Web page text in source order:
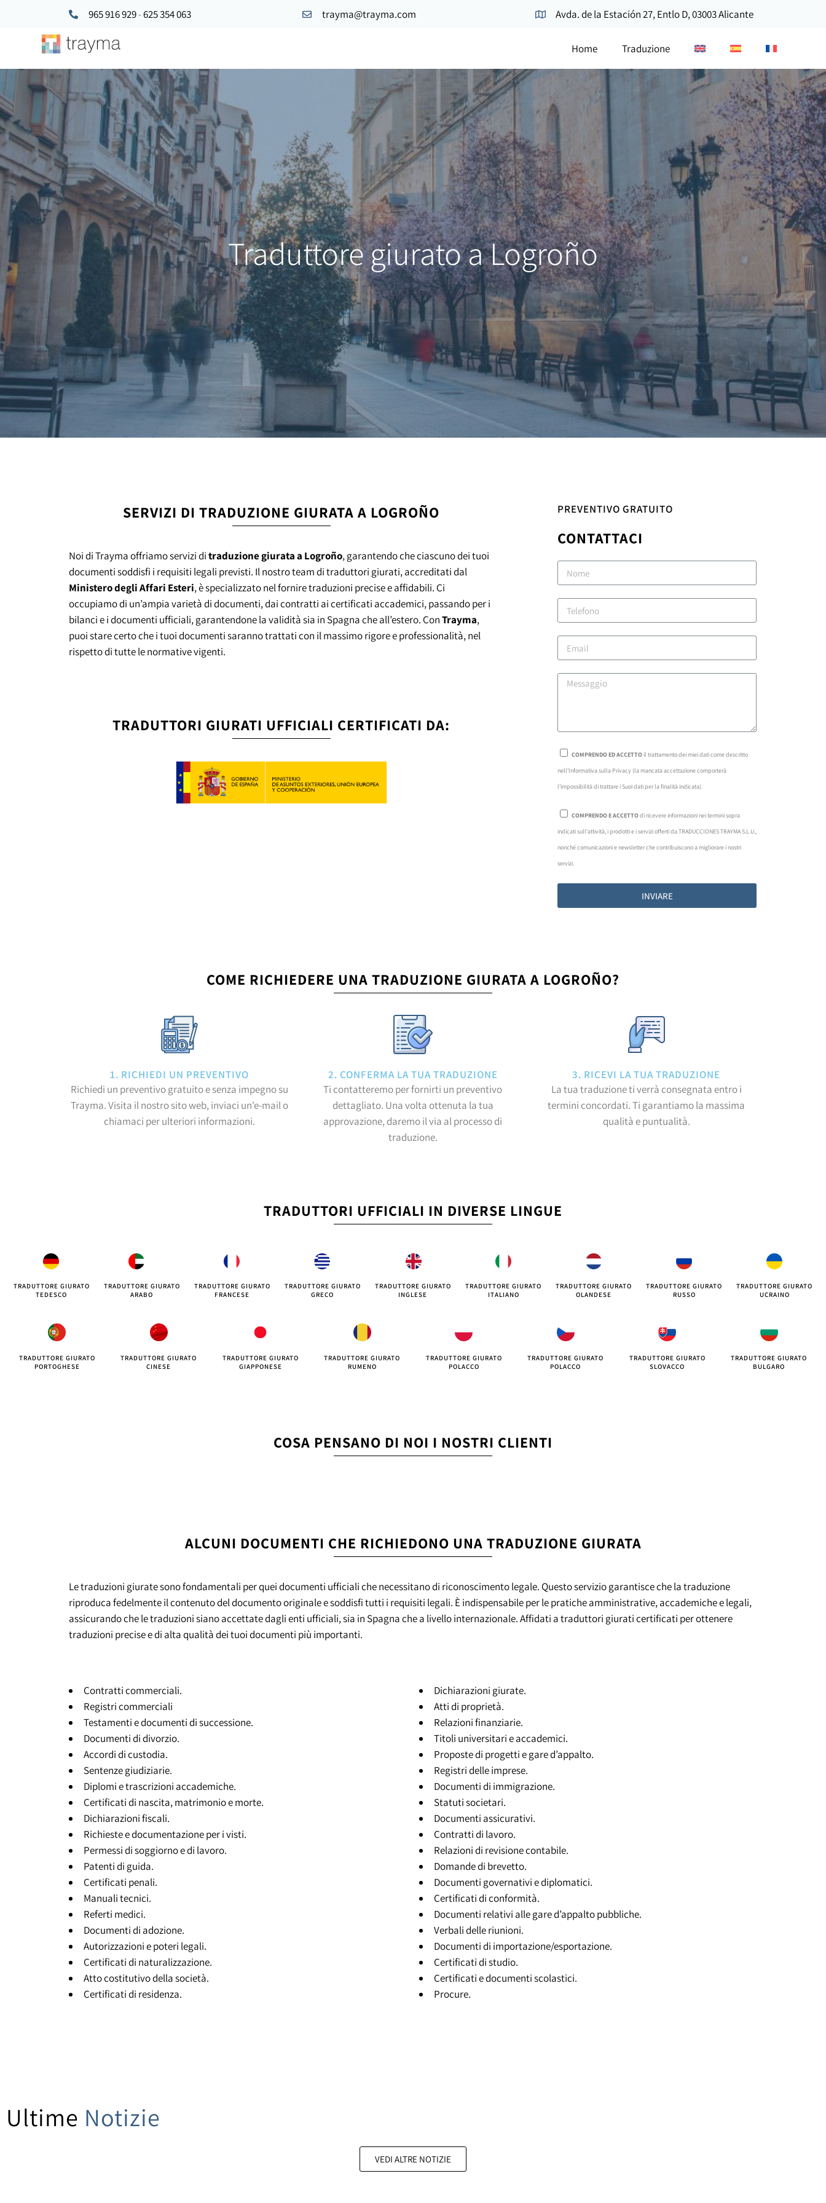
965 916 929-625 354 063 trayma@trayma.com Avda. de la Estación 27, Entlo D, 03003 Alicante
Home Traduzione
Traduttore giurato a Logroño
SERVIZI DI TRADUZIONE GIURATA A LOGROÑO
Noi di Trayma offriamo servizi ditraduzione giurata a Logroño, garantendo che ciascuno dei tuoi
documenti soddisfi i requisiti legali previsti. Il nostro team di traduttori giurati, accreditati dal
Ministero degli Affari Esteri, è specializzato nel fornire traduzioni precise e affidabili. Ci
occupiamo di un’ampia varietà di documenti, dai contratti ai certificati accademici, passando per i
bilanci e i documenti ufficiali, garantendone la validità sia in Spagna che all’estero. ConTrayma,
puoi stare certo che i tuoi documenti saranno trattati con il massimo rigore e professionalità, nel
rispetto di tutte le normative vigenti.
TRADUTTORI GIURATI UFFICIALI CERTIFICATI DA:
PREVENTIVO GRATUITO
CONTATTACI
COMPRENDO ED ACCETTOil trattamento dei miei dati come descritto
nell'Informativa sulla Privacy (la mancata accettazione comporterà
l'impossibilità di trattare i Suoi dati per la finalità indicata).
COMPRENDO E ACCETTOdi ricevere informazioni nei termini sopra
indicati sull'attività, i prodotti e i servizi offerti da TRADUCCIONES TRAYMA S.L.U.,
nonché comunicazioni e newsletter che contribuiscono a migliorare i nostri
servizi.
INVIARE
COME RICHIEDERE UNA TRADUZIONE GIURATA A LOGROÑO?
1. RICHIEDI UN PREVENTIVO
Richiedi un preventivo gratuito e senza impegno su
Trayma. Visita il nostro sito web, inviaci un'e-mail o
chiamaci per ulteriori informazioni.
2. CONFERMA LA TUA TRADUZIONE
Ti contatteremo per fornirti un preventivo
dettagliato. Una volta ottenuta la tua
approvazione, daremo il via al processo di
traduzione.
3. RICEVI LA TUA TRADUZIONE
La tua traduzione ti verrà consegnata entro i
termini concordati. Ti garantiamo la massima
qualità e puntualità.
TRADUTTORI UFFICIALI IN DIVERSE LINGUE
TRADUTTORE GIURATO
TEDESCO
TRADUTTORE GIURATO
ARABO
TRADUTTORE GIURATO
FRANCESE
TRADUTTORE GIURATO
GRECO
TRADUTTORE GIURATO
INGLESE
TRADUTTORE GIURATO
ITALIANO
TRADUTTORE GIURATO
OLANDESE
TRADUTTORE GIURATO
RUSSO
TRADUTTORE GIURATO
UCRAINO
TRADUTTORE GIURATO
PORTOGHESE
TRADUTTORE GIURATO
CINESE
TRADUTTORE GIURATO
GIAPPONESE
TRADUTTORE GIURATO
RUMENO
TRADUTTORE GIURATO
POLACCO
TRADUTTORE GIURATO
POLACCO
TRADUTTORE GIURATO
SLOVACCO
TRADUTTORE GIURATO
BULGARO
COSA PENSANO DI NOI I NOSTRI CLIENTI
ALCUNI DOCUMENTI CHE RICHIEDONO UNA TRADUZIONE GIURATA
Le traduzioni giurate sono fondamentali per quei documenti ufficiali che necessitano di riconoscimento legale. Questo servizio garantisce che la traduzione
riproduca fedelmente il contenuto del documento originale e soddisfi tutti i requisiti legali. È indispensabile per le pratiche amministrative, accademiche e legali,
assicurando che le traduzioni siano accettate dagli enti ufficiali, sia in Spagna che a livello internazionale. Affidati a traduttori giurati certificati per ottenere
traduzioni precise e di alta qualità dei tuoi documenti più importanti.
Contratti commerciali.
Registri commerciali
Testamenti e documenti di successione.
Documenti di divorzio.
Accordi di custodia.
Sentenze giudiziarie.
Diplomi e trascrizioni accademiche.
Certificati di nascita, matrimonio e morte.
Dichiarazioni fiscali.
Richieste e documentazione per i visti.
Permessi di soggiorno e di lavoro.
Patenti di guida.
Certificati penali.
Manuali tecnici.
Referti medici.
Documenti di adozione.
Autorizzazioni e poteri legali.
Certificati di naturalizzazione.
Atto costitutivo della società.
Certificati di residenza.
Dichiarazioni giurate.
Atti di proprietà.
Relazioni finanziarie.
Titoli universitari e accademici.
Proposte di progetti e gare d’appalto.
Registri delle imprese.
Documenti di immigrazione.
Statuti societari.
Documenti assicurativi.
Contratti di lavoro.
Relazioni di revisione contabile.
Domande di brevetto.
Documenti governativi e diplomatici.
Certificati di conformità.
Documenti relativi alle gare d’appalto pubbliche.
Verbali delle riunioni.
Documenti di importazione/esportazione.
Certificati di studio.
Certificati e documenti scolastici.
Procure.
Ultime Notizie
VEDI ALTRE NOTIZIE